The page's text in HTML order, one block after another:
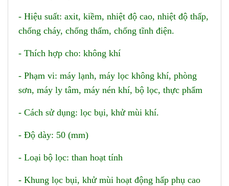
- Hiệu suất: axit, kiềm, nhiệt độ cao, nhiệt độ thấp,
chống cháy, chống thấm, chống tĩnh điện.
- Thích hợp cho: không khí
- Phạm vi: máy lạnh, máy lọc không khí, phòng
sơn, máy ly tâm, máy nén khí, bộ lọc, thực phẩm
- Cách sử dụng: lọc bụi, khử mùi khí.
- Độ dày: 50 (mm)
- Loại bộ lọc: than hoạt tính
- Khung lọc bụi, khử mùi hoạt động hấp phụ cao